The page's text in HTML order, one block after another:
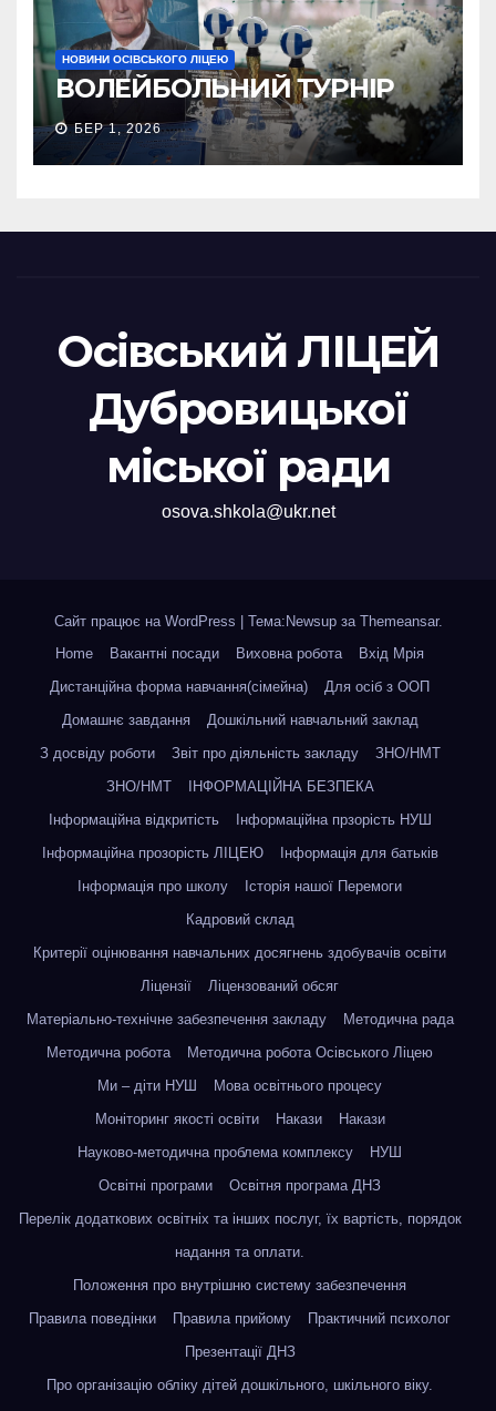
НОВИНИ ОСІВСЬКОГО ЛІЦЕЮ
ВОЛЕЙБОЛЬНИЙ ТУРНІР
БЕР 1, 2026
Осівський ЛІЦЕЙ
Дубровицької
міської ради
osova.shkola@ukr.net
Сайт працює на WordPress | Тема:Newsup за Themeansar.
Home
Вакантні посади Виховна робота
Вхід Мрія
Дистанційна форма навчання(сімейна)
Для осіб з ООП
Домашнє завдання
Дошкільний навчальний заклад
З досвіду роботи
Звіт про діяльність закладу
ЗНО/НМТ
ЗНО/НМТ
ІНФОРМАЦІЙНА БЕЗПЕКА
Інформаційна відкритість
Інформаційна прзорість НУШ
Інформаційна прозорість ЛІЦЕЮ
Інформація для батьків
Інформація про школу
Історія нашої Перемоги
Кадровий склад
Критерії оцінювання навчальних досягнень здобувачів освіти
Ліцензії
Ліцензований обсяг
Матеріально-технічне забезпечення закладу
Методична рада
Методична робота
Методична робота Осівського Ліцею
Ми – діти НУШ
Мова освітнього процесу
Моніторинг якості освіти
Накази
Накази
Науково-методична проблема комплексу
НУШ
Освітні програми
Освітня програма ДНЗ
Перелік додаткових освітніх та інших послуг, їх вартість, порядок
надання та оплати.
Положення про внутрішню систему забезпечення
Правила поведінки
Правила прийому
Практичний психолог
Презентації ДНЗ
Про організацію обліку дітей дошкільного, шкільного віку.